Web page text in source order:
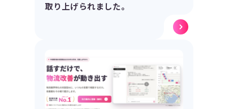
取り上げられました。